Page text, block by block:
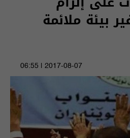
بيئة ملائمة
2017-08-07 | 06:55